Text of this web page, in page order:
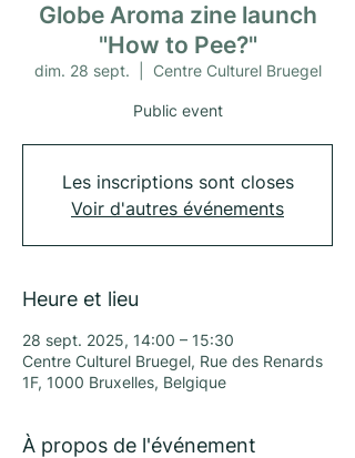
Globe Aroma zine launch
"How to Pee?"
dim. 28 sept. Centre Culturel Bruegel
Public event
Les inscriptions sont closes
Voir d'autres événements
Heure et lieu
28 sept. 2025, 14:00 – 15:30
Centre Culturel Bruegel, Rue des Renards
1F, 1000 Bruxelles, Belgique
À propos de l'événement